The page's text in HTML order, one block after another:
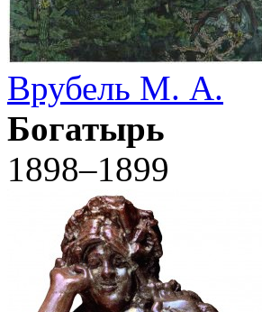
Врубель М. А.
Богатырь
1898–1899